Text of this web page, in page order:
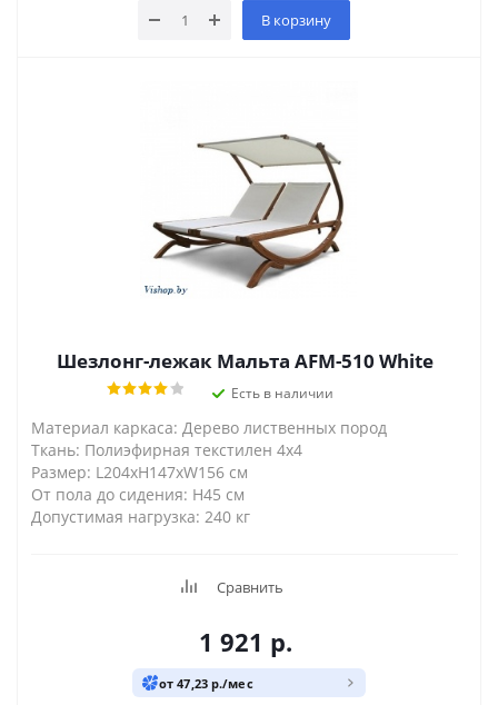
В корзину
Шезлонг-лежак Мальта AFM-510 White
Есть в наличии
Материал каркаса: Дерево лиственных пород
Ткань: Полиэфирная текстилен 4x4
Размер: L204xH147xW156 см
От пола до сидения: H45 см
Допустимая нагрузка: 240 кг
Сравнить
1 921 р.
от 47,23 р./мес